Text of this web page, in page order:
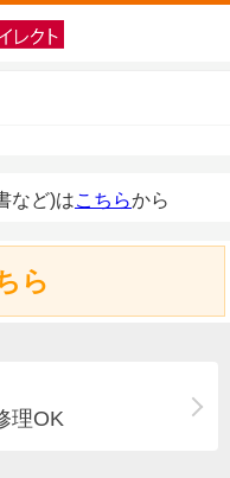
など)はこちらから
ら
理OK